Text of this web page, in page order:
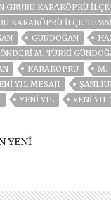
GRUBU KARAKÖPRÜ
KARAKÖPRÜ İLÇE
GÜNDOĞAN
M. TÜRKI
KARAKÖPRÜ M.
YIL MESAJI
YENI YIL YENI YIL
YENİ